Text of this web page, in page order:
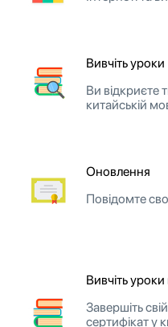
Вивчіть уроки
Ви відкриєте
китайській
Оновлення
Повідомте
Вивчіть уроки
Завершіть
сертифікат у